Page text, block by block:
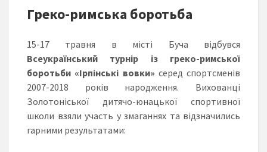
Греко-римська боротьба
15-17 травня в місті Буча відбувся
Всеукраїнський турнір із греко-римської
боротьби «Ірпінські вовки» серед спортсменів
2007-2018 років народження. Вихованці
Золотоніської дитячо-юнацької спортивної
школи взяли участь у змаганнях та відзначились
гарними результатами: